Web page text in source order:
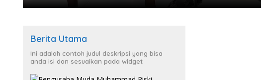
Berita Utama
Ini adalah contoh judul deskripsi yang bisa
anda isi dan sesuaikan pada widget